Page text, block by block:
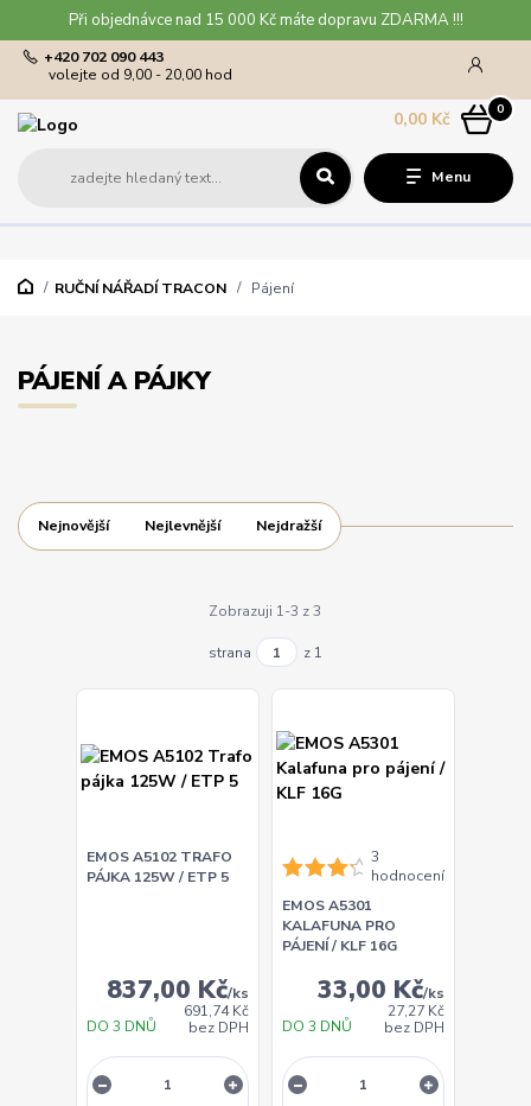
Při objednávce nad 15 000 Kč máte dopravu ZDARMA !!!
Menu
+420 702 090 443
volejte od 9,00 - 20,00 hod
0
0,00 Kč
RUČNÍ NÁŘADÍ TRACON Pájení
PÁJENÍ A PÁJKY
Nejnovější Nejlevnější Nejdražší
Zobrazuji 1-3 z 3
strana z 1
EMOS A5102 TRAFO
PÁJKA 125W / ETP 5
837,00 Kč/ks
691,74 Kč
bez DPH
DO 3 DNŮ
3
hodnocení
EMOS A5301
KALAFUNA PRO
PÁJENÍ / KLF 16G
33,00 Kč/ks
27,27 Kč
bez DPH
DO 3 DNŮ